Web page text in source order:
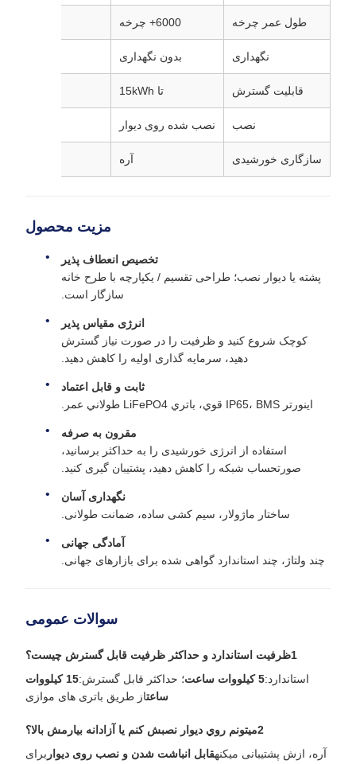
طول عمر چرخه 6000+ چرخه
نگهداری بدون نگهداری
قابلیت گسترش تا 15kWh
نصب نصب شده روی دیوار
سازگاری خورشیدی آره
مزیت محصول
تخصیص انعطاف پذیر
پشته یا دیوار نصب؛ طراحی تقسیم / یکپارچه با طرح خانه
سازگار است.
انرژی مقیاس پذیر
کوچک شروع کنید و ظرفیت را در صورت نیاز گسترش
دهید، سرمایه گذاری اولیه را کاهش دهید.
ثابت و قابل اعتماد
اينورتر IP65، BMS قوي، باتري LiFePO4 طولاني عمر.
مقرون به صرفه
استفاده از انرژی خورشیدی را به حداکثر برسانید،
صورتحساب شبکه را کاهش دهید، پشتیبان گیری کنید.
نگهداری آسان
ساختار ماژولار، سیم کشی ساده، ضمانت طولانی.
آمادگی جهانی
چند ولتاژ، چند استاندارد گواهی شده برای بازارهای جهانی.
سوالات عمومی
1ظرفیت استاندارد و حداکثر ظرفیت قابل گسترش چیست؟
استاندارد:5 کیلووات ساعت ؛ حداکثر قابل گسترش:
15 کیلووات
ساعتاز طریق باتری های موازی
2ميتونم روي ديوار نصبش کنم يا آزادانه بيارمش بالا؟
آره، ازش پشتیبانی میکنهقابل انباشت شدن و نصب روی دیوار برای